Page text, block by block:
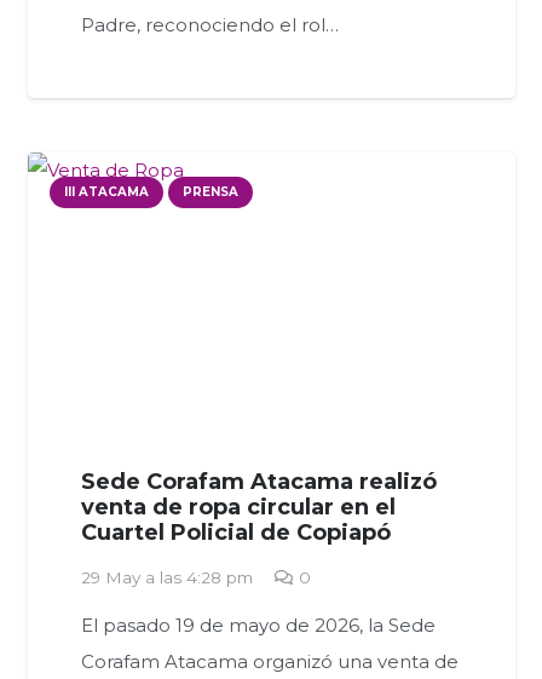
Padre, reconociendo el rol…
III ATACAMA PRENSA
Sede Corafam Atacama realizó
venta de ropa circular en el
Cuartel Policial de Copiapó
29 May a las 4:28 pm 0
El pasado 19 de mayo de 2026, la Sede
Corafam Atacama organizó una venta de